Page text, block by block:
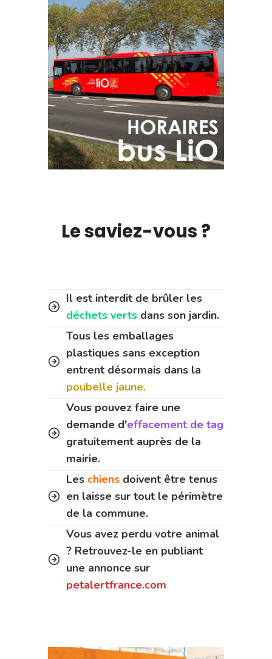
Le saviez-vous ?
Il est interdit de brûler les
déchets verts dans son jardin.
Tous les emballages
plastiques sans exception
entrent désormais dans la
poubelle jaune.
Vous pouvez faire une
demande d'effacement de tag
gratuitement auprès de la
mairie.
Les chiens doivent être tenus
en laisse sur tout le périmètre
de la commune.
Vous avez perdu votre animal
? Retrouvez-le en publiant
une annonce sur
petalertfrance.com